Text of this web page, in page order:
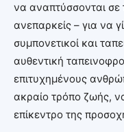
να αναπτύσσονται σε
ανεπαρκείς – για να
συμπονετικοί και
αυθεντική
επιτυχημένους
ακραίο τρόπο ζωής,
επίκεντρο της